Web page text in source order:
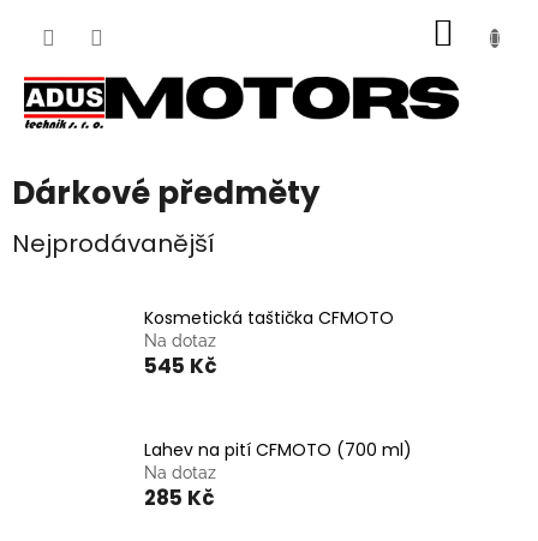
Dárkové předměty
Nejprodávanější
Kosmetická taštička CFMOTO
Na dotaz
545 Kč
Lahev na pití CFMOTO (700 ml)
Na dotaz
285 Kč